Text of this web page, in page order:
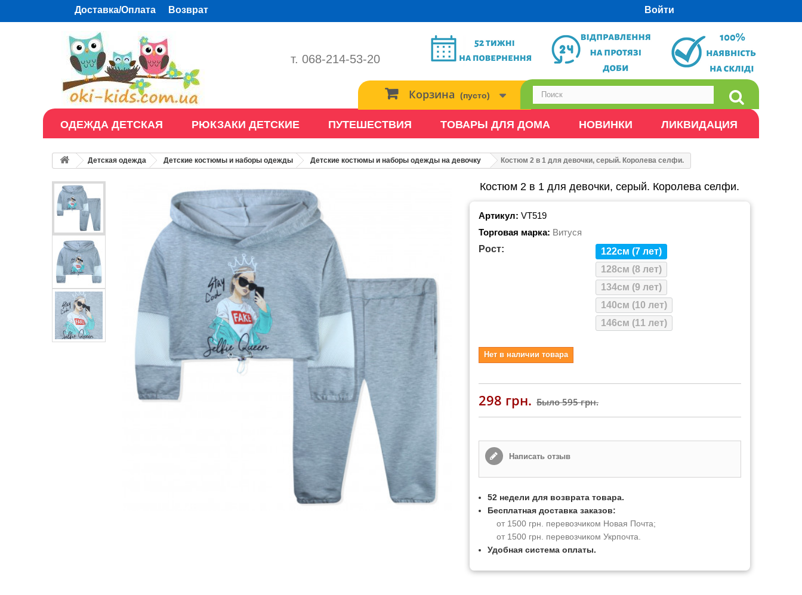
Доставка/Оплата Возврат Войти
т. 068-214-53-20
Корзина (пусто)
ОДЕЖДА ДЕТСКАЯ РЮКЗАКИ ДЕТСКИЕ ПУТЕШЕСТВИЯ ТОВАРЫ ДЛЯ ДОМА НОВИНКИ ЛИКВИДАЦИЯ
Детская одежда Детские костюмы и наборы одежды Детские костюмы и наборы одежды на девочку Костюм 2 в 1 для девочки, серый. Королева селфи.
Костюм 2 в 1 для девочки, серый. Королева селфи.
Артикул: VT519
Торговая марка: Витуся
Рост:
122см (7 лет)
128см (8 лет)
134см (9 лет)
140см (10 лет)
146см (11 лет)
Нет в наличии товара
298 грн. Было595 грн.
Написать отзыв
52 недели для возврата товара.
Бесплатная доставка заказов:
от 1500 грн. перевозчиком Новая Почта;
от 1500 грн. перевозчиком Укрпочта.
Удобная система оплаты.